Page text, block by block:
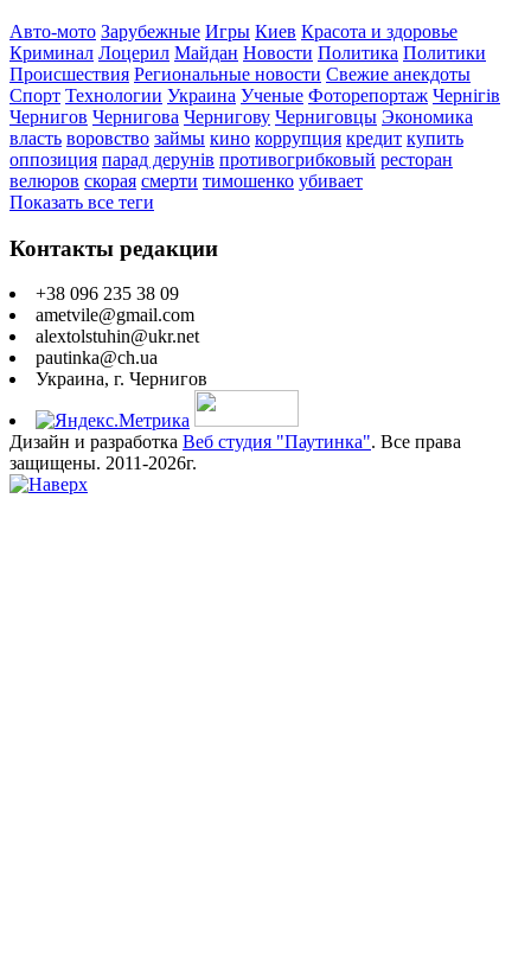
Авто-мото Зарубежные Игры Киев Красота и здоровье
Криминал Лоцерил Майдан Новости Политика Политики
Происшествия Региональные новости Свежие анекдоты
Спорт Технологии Украина Ученые Фоторепортаж Чернігів
Чернигов Чернигова Чернигову Черниговцы Экономика
власть воровство займы кино коррупция кредит купить
оппозиция парад дерунів противогрибковый ресторан
велюров скорая смерти тимошенко убивает
Показать все теги
Контакты редакции
+38 096 235 38 09
ametvile@gmail.com
alextolstuhin@ukr.net
pautinka@ch.ua
Украина, г. Чернигов
Дизайн и разработка Веб студия "Паутинка". Все права
защищены. 2011-2026г.